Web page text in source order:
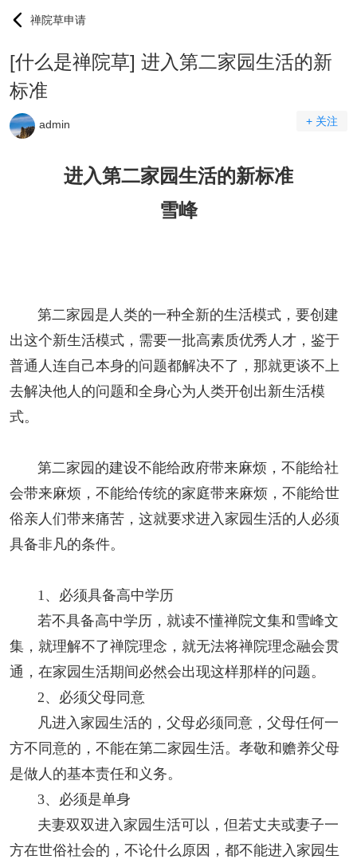
禅院草申请
[什么是禅院草] 进入第二家园生活的新
标准
admin + 关注
进入第二家园生活的新标准
雪峰
第二家园是人类的一种全新的生活模式，要创建
出这个新生活模式，需要一批高素质优秀人才，鉴于
普通人连自己本身的问题都解决不了，那就更谈不上
去解决他人的问题和全身心为人类开创出新生活模
式。
第二家园的建设不能给政府带来麻烦，不能给社
会带来麻烦，不能给传统的家庭带来麻烦，不能给世
俗亲人们带来痛苦，这就要求进入家园生活的人必须
具备非凡的条件。
1、必须具备高中学历
若不具备高中学历，就读不懂禅院文集和雪峰文
集，就理解不了禅院理念，就无法将禅院理念融会贯
通，在家园生活期间必然会出现这样那样的问题。
2、必须父母同意
凡进入家园生活的，父母必须同意，父母任何一
方不同意的，不能在第二家园生活。孝敬和赡养父母
是做人的基本责任和义务。
3、必须是单身
夫妻双双进入家园生活可以，但若丈夫或妻子一
方在世俗社会的，不论什么原因，都不能进入家园生